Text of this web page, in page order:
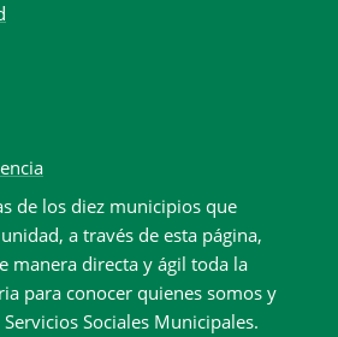
de los diez municipios que
a través de esta página,
manera directa y ágil toda la
para conocer quienes somos y
Sociales Municipales.